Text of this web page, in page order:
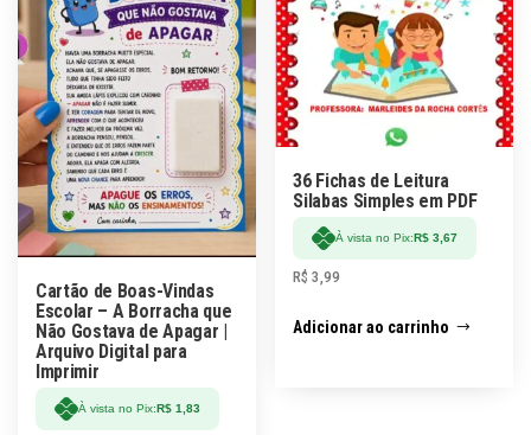
Cartão de Boas-Vindas
Escolar – A Borracha que
Não Gostava de Apagar |
Arquivo Digital para
Imprimir
À vista no Pix:R$ 1,83
36 Fichas de Leitura
Silabas Simples em PDF
À vista no Pix:R$ 3,67
R$ 3,99
Adicionar ao carrinho